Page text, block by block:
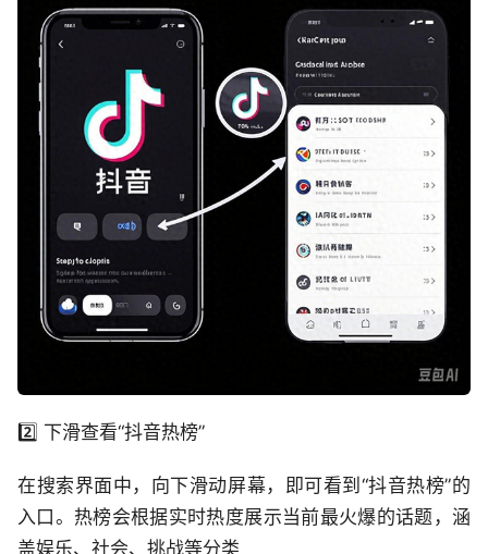
2️⃣ 下滑查看“抖音热榜”
在搜索界面中，向下滑动屏幕，即可看到“抖音热榜”的
入口。热榜会根据实时热度展示当前最火爆的话题，涵
盖娱乐、社会、挑战等分类